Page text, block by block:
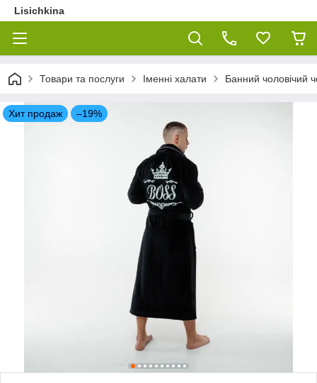
Lisichkina
Товари та послуги Іменні халати Банний чоловічий
Хит продаж –19%